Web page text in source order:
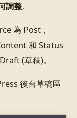
調整。
為 Post，
和 Status
(草稿)。
後台草稿區